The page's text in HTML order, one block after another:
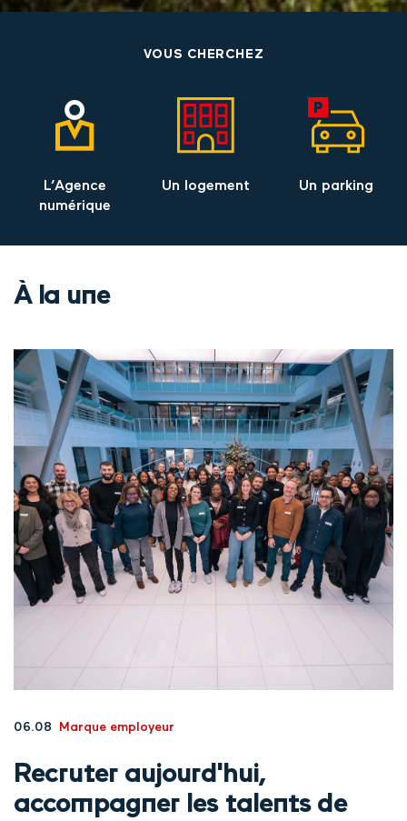
VOUS CHERCHEZ
L’Agence
numérique
Un logement Un parking
À la une
06.08 Marque employeur
Recruter aujourd'hui,
accompagner les talents de